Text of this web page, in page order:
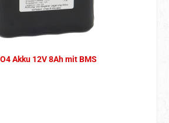
Akku 12V 8Ah mit BMS